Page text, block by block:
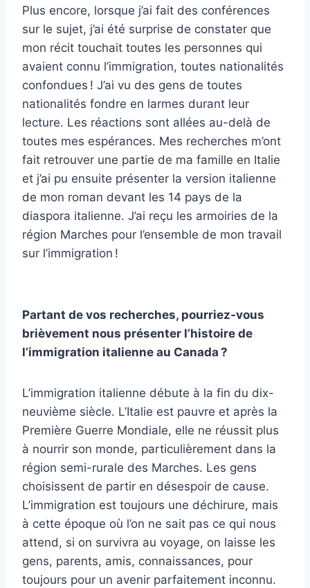
Plus encore, lorsque j’ai fait des conférences
sur le sujet, j’ai été surprise de constater que
mon récit touchait toutes les personnes qui
avaient connu l’immigration, toutes nationalités
confondues ! J’ai vu des gens de toutes
nationalités fondre en larmes durant leur
lecture. Les réactions sont allées au-delà de
toutes mes espérances. Mes recherches m’ont
fait retrouver une partie de ma famille en Italie
et j’ai pu ensuite présenter la version italienne
de mon roman devant les 14 pays de la
diaspora italienne. J’ai reçu les armoiries de la
région Marches pour l’ensemble de mon travail
sur l’immigration !
Partant de vos recherches, pourriez-vous
brièvement nous présenter l’histoire de
l’immigration italienne au Canada ?
L’immigration italienne débute à la fin du dix-
neuvième siècle. L’Italie est pauvre et après la
Première Guerre Mondiale, elle ne réussit plus
à nourrir son monde, particulièrement dans la
région semi-rurale des Marches. Les gens
choisissent de partir en désespoir de cause.
L’immigration est toujours une déchirure, mais
à cette époque où l’on ne sait pas ce qui nous
attend, si on survivra au voyage, on laisse les
gens, parents, amis, connaissances, pour
toujours pour un avenir parfaitement inconnu.